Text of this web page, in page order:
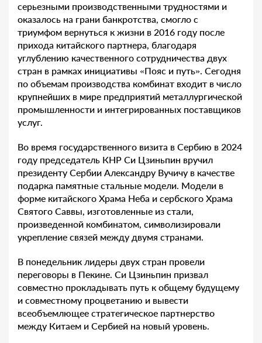
серьезными производственными трудностями и
оказалось на грани банкротства, смогло с
триумфом вернуться к жизни в 2016 году после
прихода китайского партнера, благодаря
углублению качественного сотрудничества двух
стран в рамках инициативы «Пояс и путь». Сегодня
по объемам производства комбинат входит в число
крупнейших в мире предприятий металлургической
промышленности и интегрированных поставщиков
услуг.
Во время государственного визита в Сербию в 2024
году председатель КНР Си Цзиньпин вручил
президенту Сербии Александру Вучичу в качестве
подарка памятные стальные модели. Модели в
форме китайского Храма Неба и сербского Храма
Святого Саввы, изготовленные из стали,
произведенной комбинатом, символизировали
укрепление связей между двумя странами.
В понедельник лидеры двух стран провели
переговоры в Пекине. Си Цзиньпин призвал
совместно прокладывать путь к общему будущему
и совместному процветанию и вывести
всеобъемлющее стратегическое партнерство
между Китаем и Сербией на новый уровень.